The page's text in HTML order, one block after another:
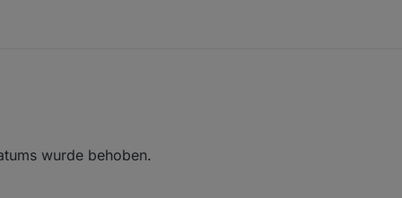
0 und 5 Uhr auftritt.
wurde behoben.